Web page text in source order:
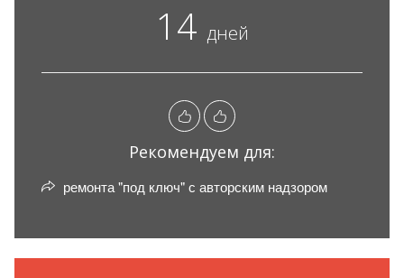
14 дней
Рекомендуем для:
ремонта "под ключ" с авторским надзором